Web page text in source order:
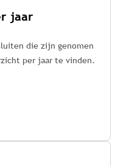
jaar
die zijn genomen
per jaar te vinden.